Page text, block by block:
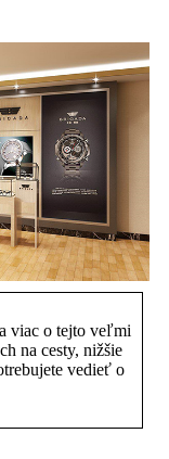
viac o tejto veľmi
na cesty, nižšie
vedieť o